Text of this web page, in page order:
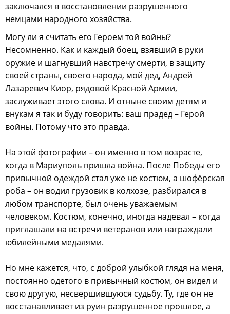
заключался в восстановлении разрушенного
немцами народного хозяйства.
Могу ли я считать его Героем той войны?
Несомненно. Как и каждый боец, взявший в руки
оружие и шагнувший навстречу смерти, в защиту
своей страны, своего народа, мой дед, Андрей
Лазаревич Киор, рядовой Красной Армии,
заслуживает этого слова. И отныне своим детям и
внукам я так и буду говорить: ваш прадед – Герой
войны. Потому что это правда.
На этой фотографии – он именно в том возрасте,
когда в Мариуполь пришла война. После Победы его
привычной одеждой стал уже не костюм, а шофёрская
роба – он водил грузовик в колхозе, разбирался в
любом транспорте, был очень уважаемым
человеком. Костюм, конечно, иногда надевал – когда
приглашали на встречи ветеранов или награждали
юбилейными медалями.
Но мне кажется, что, с доброй улыбкой глядя на меня,
постоянно одетого в привычный костюм, он видел и
свою другую, несвершившуюся судьбу. Ту, где он не
восстанавливает из руин разрушенное прошлое, а